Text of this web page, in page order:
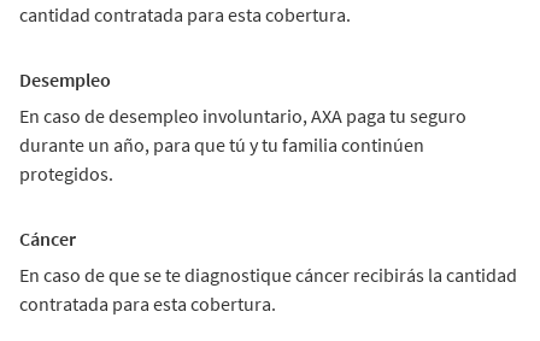
cantidad contratada para esta cobertura.
Desempleo
En caso de desempleo involuntario, AXA paga tu seguro
durante un año, para que tú y tu familia continúen
protegidos.
Cáncer
En caso de que se te diagnostique cáncer recibirás la cantidad
contratada para esta cobertura.